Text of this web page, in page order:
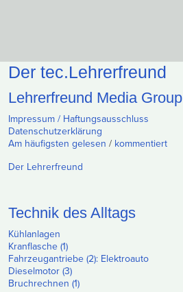
Der tec.Lehrerfreund
Lehrerfreund Media Group
Impressum / Haftungsausschluss
Datenschutzerklärung
Am häufigsten gelesen / kommentiert
Der Lehrerfreund
Technik des Alltags
Kühlanlagen
Kranflasche (1)
Fahrzeugantriebe (2): Elektroauto
Dieselmotor (3)
Bruchrechnen (1)